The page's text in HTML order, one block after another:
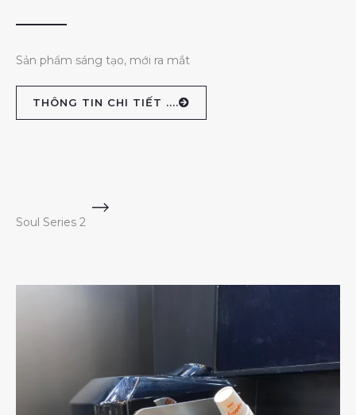
Sản phẩm sáng tạo, mới ra mắt
THÔNG TIN CHI TIẾT ....
Soul Series 2